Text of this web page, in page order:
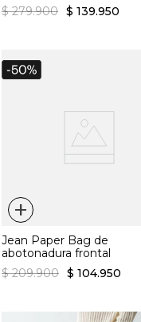
$ 279.900 $ 139.950
+
Jean Paper Bag de
abotonadura frontal
$ 209.900 $ 104.950